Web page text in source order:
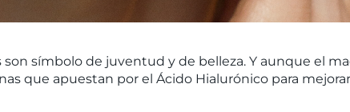
son símbolo de juventud y de belleza. Y aunque el
que apuestan por el Ácido Hialurónico para